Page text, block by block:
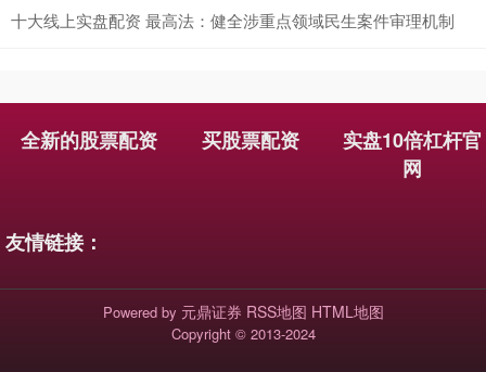
期指IC0 7877.80 +164.40 +2.13%
十大线上实盘配资 最高法：健全涉重点领域民生案件审理机制
全新的股票配资 买股票配资
实盘10倍杠杆官
网
友情链接：
Powered by 元鼎证券 RSS地图 HTML地图
Copyright © 2013-2024